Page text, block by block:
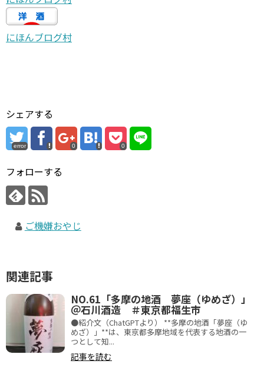
にほんブログ村
シェアする
error 0 0
フォローする
ご機嫌おやじ
関連記事
NO.61「多摩の地酒 夢座（ゆめざ）」
＠石川酒造 ＃東京都福生市
●紹介文（ChatGPTより） **多摩の地酒「夢座（ゆ
めざ）」**は、東京都多摩地域を代表する地酒の一
つとして知...
記事を読む